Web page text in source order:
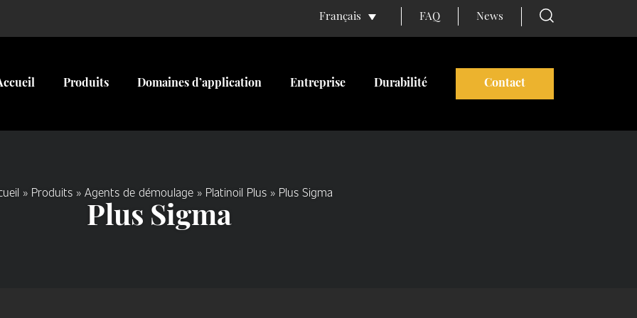
FAQ News
Français
Produits Domaines d’application Entreprise Durabilité Contact
» Produits » Agents de démoulage » Platinoil Plus » Plus Sigma
Plus Sigma